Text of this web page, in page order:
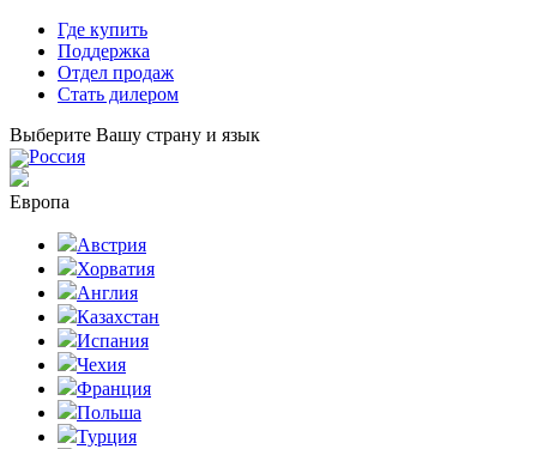
Где купить
Поддержка
Отдел продаж
Стать дилером
Выберите Вашу страну и язык
Россия
Европа
Австрия
Хорватия
Англия
Казахстан
Испания
Чехия
Франция
Польша
Турция